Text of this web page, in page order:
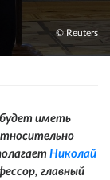
© Reuters
иметь
Николай
главный